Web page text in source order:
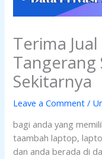
Terima
Tangerang
Sekitarnya
Leave a Comment /
bagi anda yang
taambah laptop,
dan anda berada di